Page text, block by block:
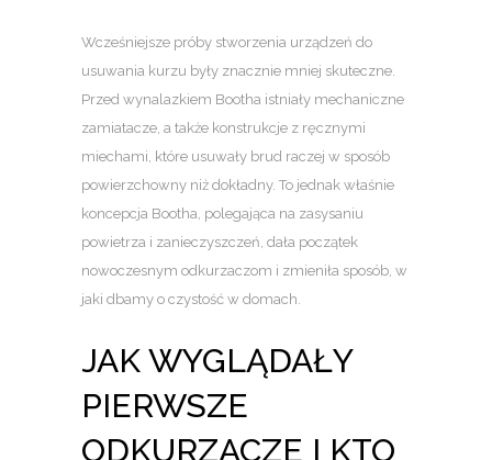
Wcześniejsze próby stworzenia urządzeń do
usuwania kurzu były znacznie mniej skuteczne.
Przed wynalazkiem Bootha istniały mechaniczne
zamiatacze, a także konstrukcje z ręcznymi
miechami, które usuwały brud raczej w sposób
powierzchowny niż dokładny. To jednak właśnie
koncepcja Bootha, polegająca na zasysaniu
powietrza i zanieczyszczeń, dała początek
nowoczesnym odkurzaczom i zmieniła sposób, w
jaki dbamy o czystość w domach.
JAK WYGLĄDAŁY
PIERWSZE
ODKURZACZE I KTO